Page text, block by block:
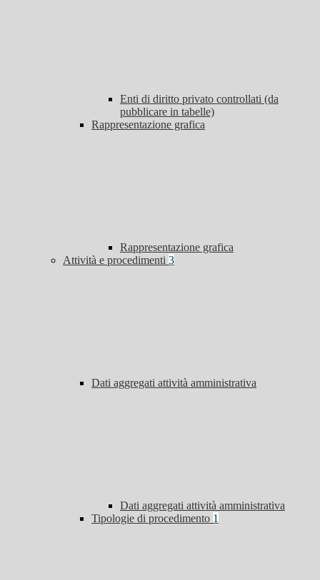
Enti di diritto privato controllati (da
pubblicare in tabelle)
Rappresentazione grafica
Rappresentazione grafica
Attività e procedimenti 3
Dati aggregati attività amministrativa
Dati aggregati attività amministrativa
Tipologie di procedimento 1